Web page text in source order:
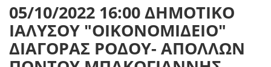
05/10/2022 16:00 ΔΗΜΟΤΙΚΟ
ΙΑΛΥΣΟΥ "ΟΙΚΟΝΟΜΙΔΕΙΟ"
ΔΙΑΓΟΡΑΣ ΡΟΔΟΥ- ΑΠΟΛΛΩΝ